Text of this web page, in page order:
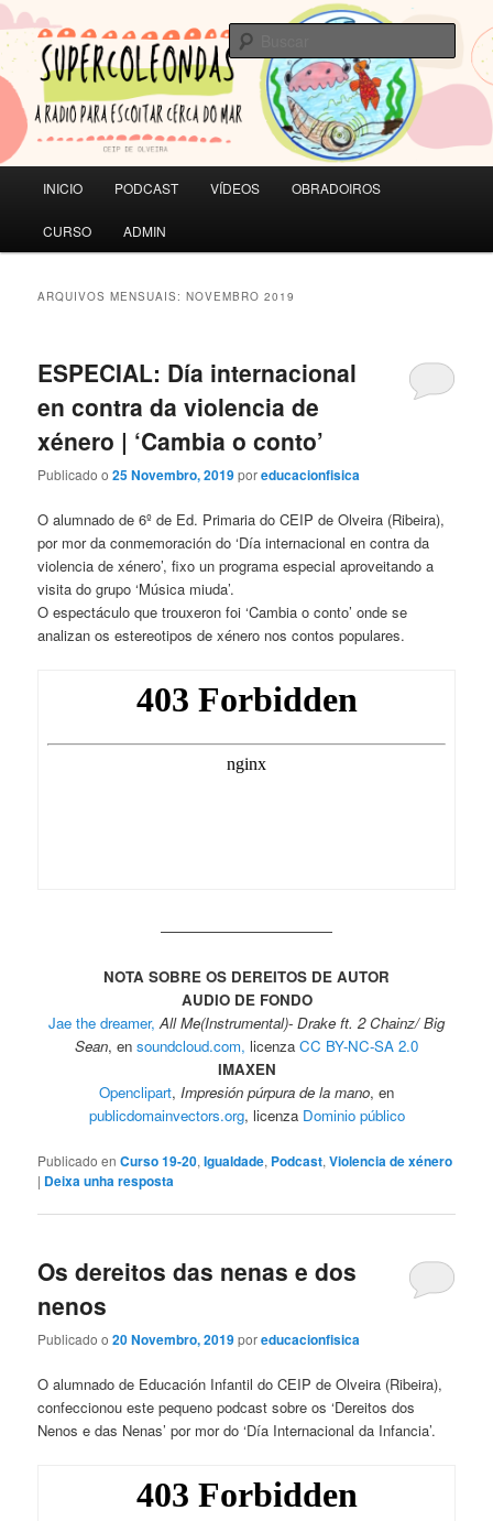
Saltar
ao
contido
principal
Saltar
ao
contido
secundarioSUPERCOLEONDAS
A RADIO PARA ESCOITAR CERCA DO MAR | CEIP de Olveira
principal
INICIO PODCAST VÍDEOS OBRADOIROS
CURSO ADMIN
ARQUIVOS MENSUAIS:NOVEMBRO 2019
ESPECIAL: Día internacional
en contra da violencia de
xénero | ‘Cambia o conto’
Publicado o25 Novembro, 2019poreducacionfisica
O alumnado de 6º de Ed. Primaria do CEIP de Olveira (Ribeira),
por mor da conmemoración do ‘Día internacional en contra da
violencia de xénero’, fixo un programa especial aproveitando a
visita do grupo ‘Música miuda’.
O espectáculo que trouxeron foi ‘Cambia o conto’ onde se
analizan os estereotipos de xénero nos contos populares.
————————————
NOTA SOBRE OS DEREITOS DE AUTOR
AUDIO DE FONDO
Jae the dreamer, All Me(Instrumental)- Drake ft. 2 Chainz/ Big
Sean, en soundcloud.com, licenza CC BY-NC-SA 2.0
IMAXEN
Openclipart, Impresión púrpura de la mano, en
publicdomainvectors.org, licenza Dominio público
Publicado en Curso 19-20,Igualdade, Podcast,Violencia de xénero
| Deixa unha resposta
Os dereitos das nenas e dos
nenos
Publicado o20 Novembro, 2019poreducacionfisica
O alumnado de Educación Infantil do CEIP de Olveira (Ribeira),
confeccionou este pequeno podcast sobre os ‘Dereitos dos
Nenos e das Nenas’ por mor do ‘Día Internacional da Infancia’.